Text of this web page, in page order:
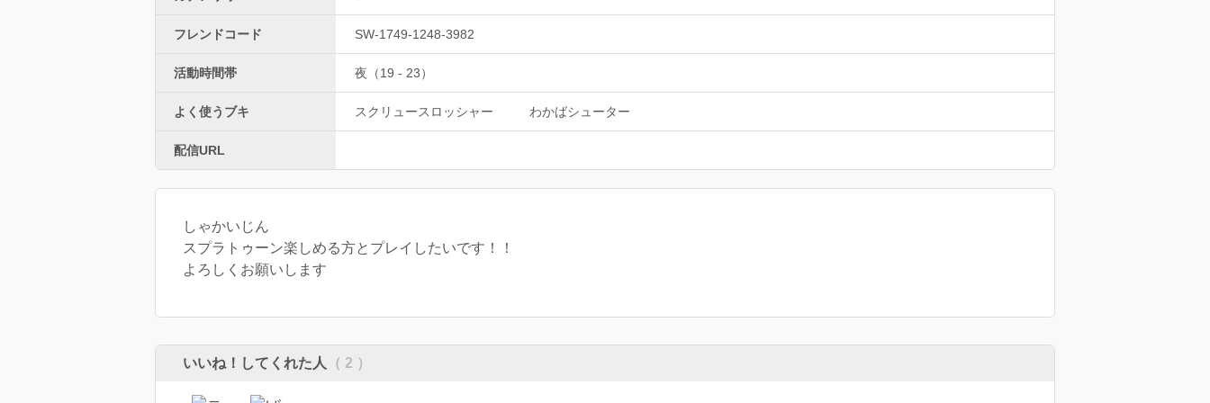
フレンドコード SW-1749-1248-3982
活動時間帯 夜（19 - 23）
よく使うブキ スクリュースロッシャー わかばシューター
配信URL
しゃかいじん
スプラトゥーン楽しめる方とプレイしたいです！！
よろしくお願いします
いいね！してくれた人 （ 2 ）